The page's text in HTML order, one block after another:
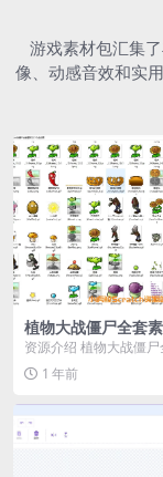
游戏素材包汇集
像、动感音效和实
植物大战僵尸全套
资源介绍 植物大战僵
包，包含227个丰富多
涵盖角色、背景、动...
1 年前